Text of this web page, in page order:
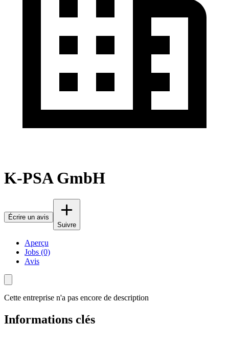
K-PSA GmbH
Écrire un avis
Suivre
Aperçu
Jobs (0)
Avis
Cette entreprise n'a pas encore de description
Informations clés